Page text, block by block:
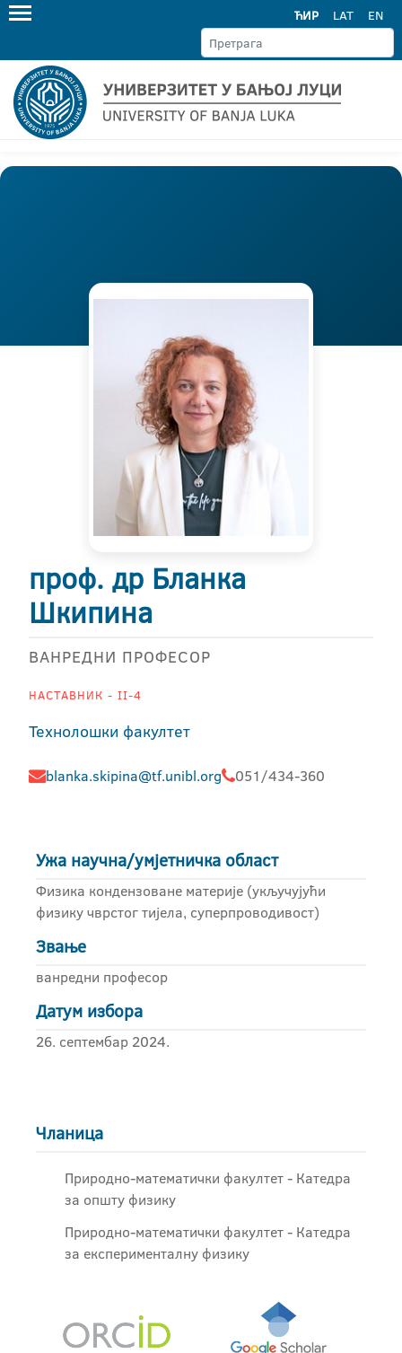
ЋИР LAT EN
проф. др Бланка
Шкипина
ВАНРЕДНИ ПРОФЕСОР
НАСТАВНИК - II-4
Технолошки факултет
blanka.skipina@tf.unibl.org 051/434-360
Ужа научна/умјетничка област
Физика кондензоване материје (укључујући
физику чврстог тијела, суперпроводивост)
Звање
ванредни професор
Датум избора
26. септембар 2024.
Чланица
Природно-математички факултет - Катедра
за општу физику
Природно-математички факултет - Катедра
за експерименталну физику